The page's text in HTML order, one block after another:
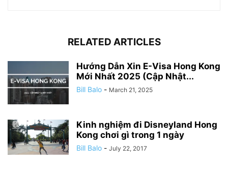
RELATED ARTICLES
Hướng Dẫn Xin E-Visa Hong Kong
Mới Nhất 2025 (Cập Nhật...
Bill Balo - March 21, 2025
Kinh nghiệm đi Disneyland Hong
Kong chơi gì trong 1 ngày
Bill Balo - July 22, 2017